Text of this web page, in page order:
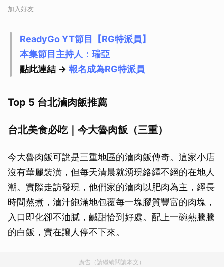
加入好友
ReadyGo YT節目【RG特派員】
本集節目主持人：瑞亞
點此連結 -> 報名成為RG特派員
Top 5 台北滷肉飯推薦
台北美食必吃｜今大魯肉飯（三重）
今大魯肉飯可說是三重地區的滷肉飯傳奇。這家小店
沒有華麗裝潢，但每天清晨就湧現絡繹不絕的在地人
潮。實際走訪發現，他們家的滷肉以肥肉為主，經長
時間熬煮，滷汁飽滿地包覆每一塊膠質豐富的肉塊，
入口即化卻不油膩，鹹甜恰到好處。配上一碗熱騰騰
的白飯，實在讓人停不下來。
廣告（請繼續閱讀本文）